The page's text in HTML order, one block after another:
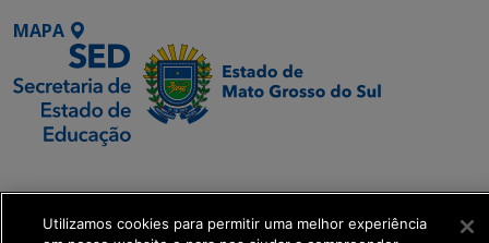
MAPA
Executiva de
Transformação Digital
Utilizamos cookies para permitir uma melhor experiência